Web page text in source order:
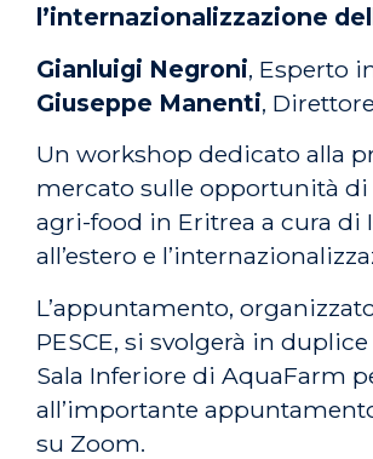
l’internazionalizzazione
Gianluigi Negroni, Esperto
Giuseppe Manenti,
Un workshop dedicato alla
mercato sulle opportunità
agri-food in Eritrea a cura di
all’estero e
L’appuntamento,
PESCE, si svolgerà in
Sala Inferiore di AquaFarm
all’importante
su Zoom.